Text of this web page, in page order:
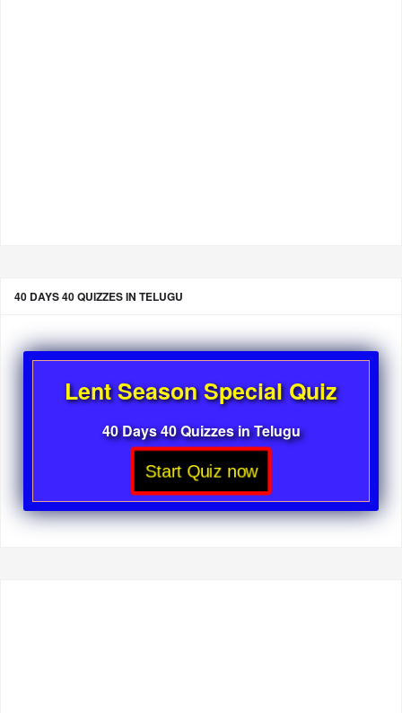
40 DAYS 40 QUIZZES IN TELUGU
Lent Season Special Quiz
40 Days 40 Quizzes in Telugu
Start Quiz now